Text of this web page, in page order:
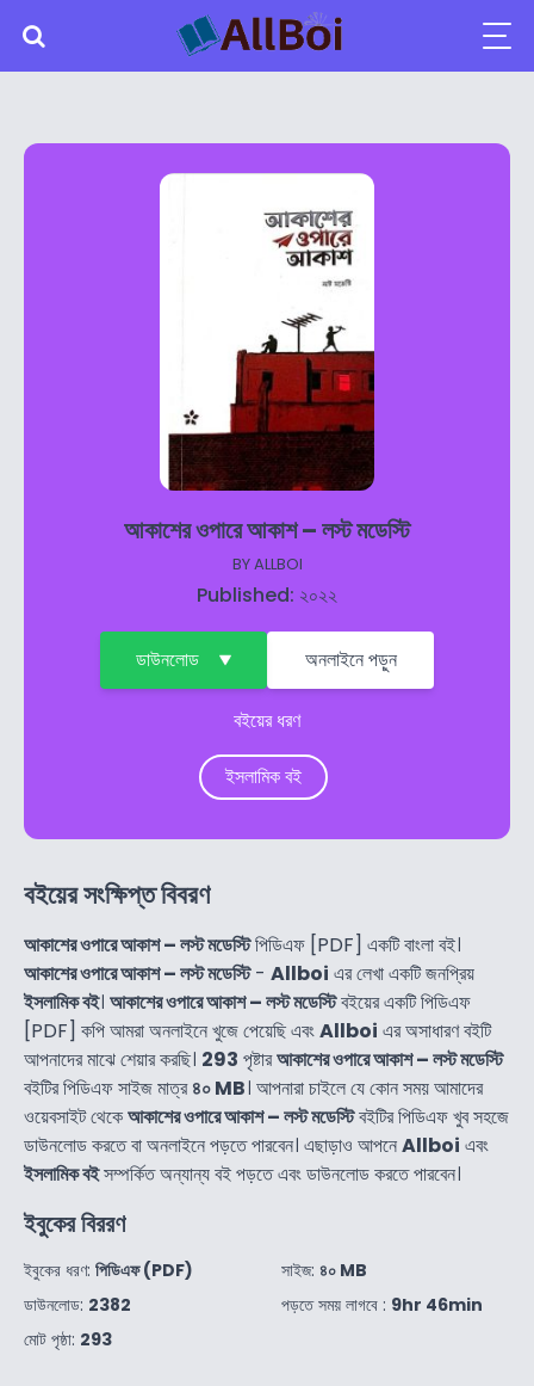
আকাশের ওপারে আকাশ – লস্ট মডেস্টি
BYALLBOI
Published: ২০২২
ডাউনলোড অনলাইনে পড়ুন
বইয়ের ধরণ
ইসলামিক বই
বইয়ের সংক্ষিপ্ত বিবরণ
আকাশের ওপারে আকাশ – লস্ট মডেস্টিপিডিএফ [PDF] একটি বাংলা বই।
আকাশের ওপারে আকাশ – লস্ট মডেস্টি- Allboi এর লেখা একটি জনপ্রিয়
ইসলামিক বই। আকাশের ওপারে আকাশ – লস্ট মডেস্টিবইয়ের একটি পিডিএফ
[PDF] কপি আমরা অনলাইনে খুজে পেয়েছি এবংAllboi এর অসাধারণ বইটি
আপনাদের মাঝে শেয়ার করছি। 293 পৃষ্টারআকাশের ওপারে আকাশ – লস্ট মডেস্টি
বইটির পিডিএফ সাইজ মাত্র৪০ MB। আপনারা চাইলে যে কোন সময় আমাদের
ওয়েবসাইট থেকেআকাশের ওপারে আকাশ – লস্ট মডেস্টিবইটির পিডিএফ খুব সহজে
ডাউনলোড করতে বা অনলাইনে পড়তে পারবেন। এছাড়াও আপনেAllboi এবং
ইসলামিক বইসম্পর্কিত অন্যান্য বই পড়তে এবং ডাউনলোড করতে পারবেন।
ইবুকের বিররণ
ইবুকের ধরণ: পিডিএফ (PDF)
ডাউনলোড: 2382
মোট পৃষ্ঠা: 293
সাইজ: ৪০ MB
পড়তে সময় লাগবে : 9hr 46min